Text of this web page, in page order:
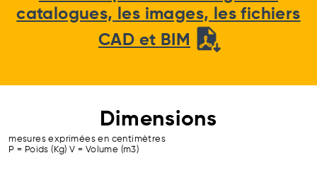
catalogues, les images, les fichiers
CAD et BIM
Dimensions
mesures exprimées en centimètres
P = Poids (Kg) V = Volume (m3)